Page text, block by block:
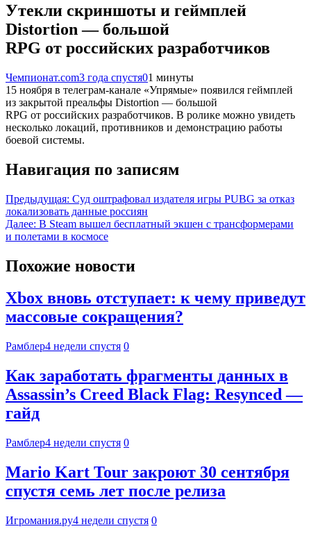
Утекли скриншоты и геймплей
Distortion — большой
RPG от российских разработчиков
Чемпионат.com3 года спустя01 минуты
15 ноября в телеграм-канале «Упрямые» появился геймплей
из закрытой преальфы Distortion — большой
RPG от российских разработчиков. В ролике можно увидеть
несколько локаций, противников и демонстрацию работы
боевой системы.
Навигация по записям
Предыдущая: Суд оштрафовал издателя игры PUBG за отказ
локализовать данные россиян
Далее: В Steam вышел бесплатный экшен с трансформерами
и полетами в космосе
Похожие новости
Xbox вновь отступает: к чему приведут
массовые сокращения?
Рамблер4 недели спустя 0
Как заработать фрагменты данных в
Assassin’s Creed Black Flag: Resynced —
гайд
Рамблер4 недели спустя 0
Mario Kart Tour закроют 30 сентября
спустя семь лет после релиза
Игромания.ру4 недели спустя 0